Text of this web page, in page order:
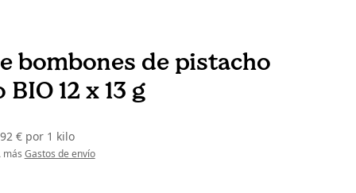
bombones de pistacho
12 x 13 g
€ por1 kilo
más Gastos de envío